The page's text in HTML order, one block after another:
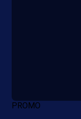
PROMO